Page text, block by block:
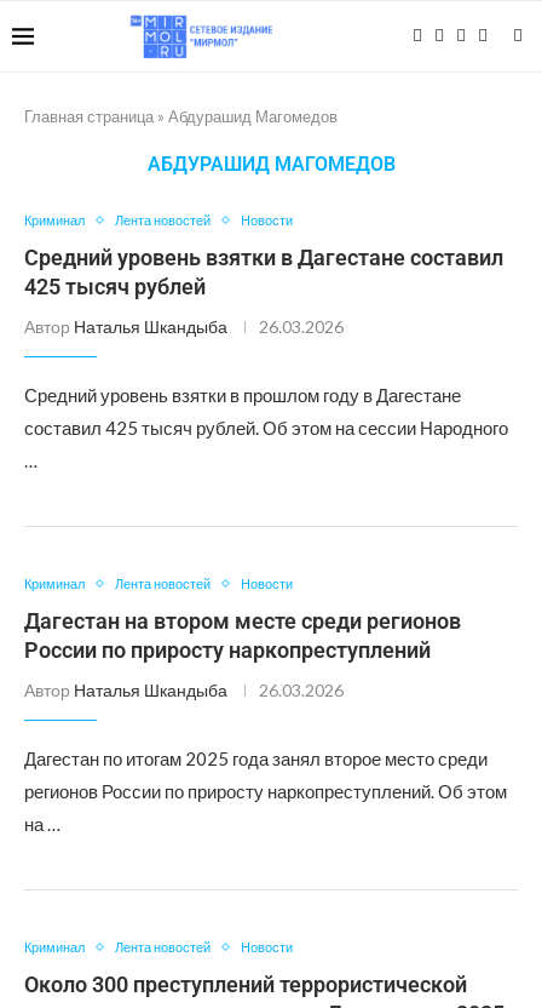
Главная страница » Абдурашид Магомедов
АБДУРАШИД МАГОМЕДОВ
Криминал Лента новостей Новости
Средний уровень взятки в Дагестане составил
425 тысяч рублей
Автор Наталья Шкандыба 26.03.2026
Средний уровень взятки в прошлом году в Дагестане
составил 425 тысяч рублей. Об этом на сессии Народного
…
Криминал Лента новостей Новости
Дагестан на втором месте среди регионов
России по приросту наркопреступлений
Автор Наталья Шкандыба 26.03.2026
Дагестан по итогам 2025 года занял второе место среди
регионов России по приросту наркопреступлений. Об этом
на …
Криминал Лента новостей Новости
Около 300 преступлений террористической